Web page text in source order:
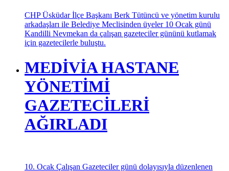
TÜTÜNCÜ BASINLA
BULUŞTU
CHP Üsküdar İlçe Başkanı Berk Tütüncü ve yönetim kurulu
arkadaşları ile Belediye Meclisinden üyeler 10 Ocak günü
Kandilli Nevmekan da çalışan gazeteciler gününü kutlamak
için gazetecilerle buluştu.
MEDİVİA HASTANE